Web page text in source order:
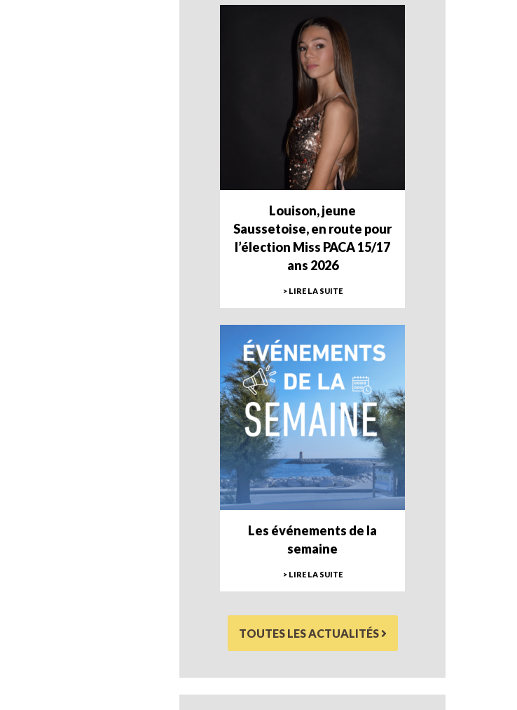
Louison, jeune
Saussetoise, en route pour
l’élection Miss PACA 15/17
ans 2026
> LIRE LA SUITE
Les événements de la
semaine
> LIRE LA SUITE
TOUTES LES ACTUALITÉS